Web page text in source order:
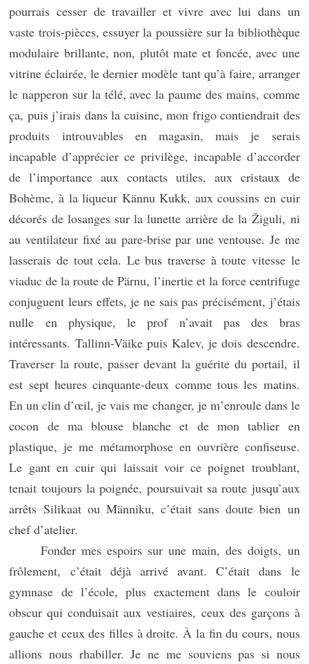
pourrais cesser de travailler et vivre avec lui dans un
vaste trois-pièces, essuyer la poussière sur la bibliothèque
modulaire brillante, non, plutôt mate et foncée, avec une
vitrine éclairée, le dernier modèle tant qu’à faire, arranger
le napperon sur la télé, avec la paume des mains, comme
ça, puis j’irais dans la cuisine, mon frigo contiendrait des
produits introuvables en magasin, mais je serais
incapable d’apprécier ce privilège, incapable d’accorder
de l’importance aux contacts utiles, aux cristaux de
Bohème, à la liqueur Kännu Kukk, aux coussins en cuir
décorés de losanges sur la lunette arrière de la Žiguli, ni
au ventilateur fixé au pare-brise par une ventouse. Je me
lasserais de tout cela. Le bus traverse à toute vitesse le
viaduc de la route de Pärnu, l’inertie et la force centrifuge
conjuguent leurs effets, je ne sais pas précisément, j’étais
nulle en physique, le prof n’avait pas des bras
intéressants. Tallinn-Väike puis Kalev, je dois descendre.
Traverser la route, passer devant la guérite du portail, il
est sept heures cinquante-deux comme tous les matins.
En un clin d’œil, je vais me changer, je m’enroule dans le
cocon de ma blouse blanche et de mon tablier en
plastique, je me métamorphose en ouvrière confiseuse.
Le gant en cuir qui laissait voir ce poignet troublant,
tenait toujours la poignée, poursuivait sa route jusqu’aux
arrêts Silikaat ou Männiku, c’était sans doute bien un
chef d’atelier.
Fonder mes espoirs sur une main, des doigts, un
frôlement, c’était déjà arrivé avant. C’était dans le
gymnase de l’école, plus exactement dans le couloir
obscur qui conduisait aux vestiaires, ceux des garçons à
gauche et ceux des filles à droite. À la fin du cours, nous
allions nous rhabiller. Je ne me souviens pas si nous